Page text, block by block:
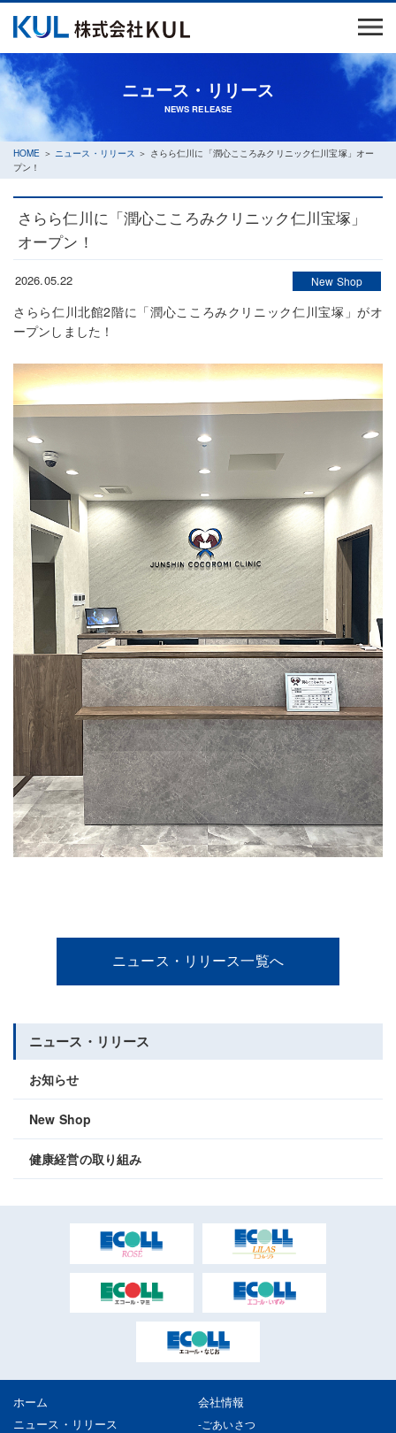
ニュース・リリース
NEWS RELEASE
HOME ＞ ニュース・リリース ＞ さらら仁川に「潤心こころみクリニック仁川宝塚」オー
プン！
さらら仁川に「潤心こころみクリニック仁川宝塚」
オープン！
2026.05.22 New Shop
さらら仁川北館2階に「潤心こころみクリニック仁川宝塚」がオ
ープンしました！
ニュース・リリース一覧へ
ニュース・リリース
お知らせ
New Shop
健康経営の取り組み
ホーム
ニュース・リリース
会社情報
ごあいさつ